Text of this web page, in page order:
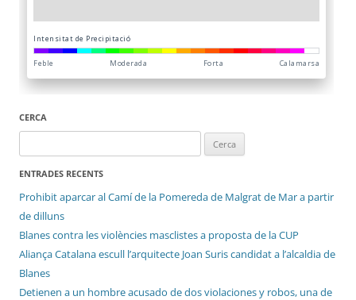
CERCA
ENTRADES RECENTS
Prohibit aparcar al Camí de la Pomereda de Malgrat de Mar a partir
de dilluns
Blanes contra les violències masclistes a proposta de la CUP
Aliança Catalana escull l’arquitecte Joan Suris candidat a l’alcaldia de
Blanes
Detienen a un hombre acusado de dos violaciones y robos, una de